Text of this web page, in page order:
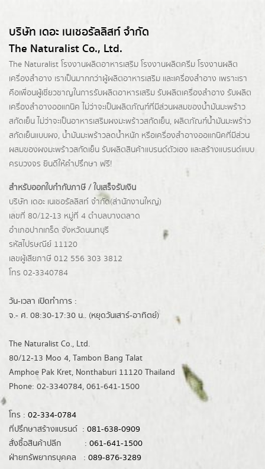
บริษัท เดอะ เนเชอรัลลิสท์ จำกัด
The Naturalist Co., Ltd.
The Naturalist โรงงานผลิตอาหารเสริม โรงงานผลิตครีม โรงงานผลิต
เครื่องสำอาง เราเป็นมากกว่าผู้ผลิตอาหารเสริม และเครื่องสำอาง เพราะเรา
คือเพื่อนผู้เชี่ยวชาญในการรับผลิตอาหารเสริม รับผลิตเครื่องสำอาง รับผลิต
เครื่องสำอางออแกนิค ไม่ว่าจะเป็นผลิตภัณฑ์ที่มีส่วนผสมของน้ำมันมะพร้าว
สกัดเย็น ไม่ว่าจะเป็นอาหารเสริมผงมะพร้าวสกัดเย็น, ผลิตภัณฑ์น้ำมันมะพร้าว
สกัดเย็นแบบผง, น้ำมันมะพร้าวลดน้ำหนัก หรือเครื่องสำอางออแกนิคที่มีส่วน
ผสมของผงมะพร้าวสกัดเย็น รับผลิตสินค้าแบรนด์ตัวเอง และสร้างแบรนด์แบบ
ครบวงจร ยินดีให้คำปรึกษา ฟรี!
สำหรับออกใบกำกับภาษี / ใบเสร็จรับเงิน
บริษัท เดอะ เนเชอรัลลิสท์ จำกัด(ส่านักงานใหญ่)
เลขที่ 80/12-13 หมู่ที่ 4 ตำบลบางตลาด
อำเภอปากเกร็ด จังหวัดนนทบุรี
รหัสไปรษณีย์ 11120
เลขผู้เสียภาษี 012 556 303 3812
โทร 02-3340784
วัน-เวลา เปิดทำการ :
จ.- ศ. 08:30-17:30 น.. (หยุดวันเสาร์-อาทิตย์)
The Naturalist Co., Ltd.
80/12-13 Moo 4, Tambon Bang Talat
Amphoe Pak Kret, Nonthaburi 11120 Thailand
Phone: 02-3340784, 061-641-1500
โทร : 02-334-0784
ที่ปรึกษาสร้างแบรนด์ : 081-638-0909
สั่งซื้อสินค้าปลีก : 061-641-1500
ฝ่ายทรัพยากรบุคคล : 089-876-3289